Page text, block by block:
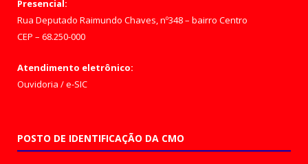
Presencial:
Rua Deputado Raimundo Chaves, nº348 – bairro Centro
CEP – 68.250-000
Atendimento eletrônico:
Ouvidoria /e-SIC
POSTO DE IDENTIFICAÇÃO DA CMO